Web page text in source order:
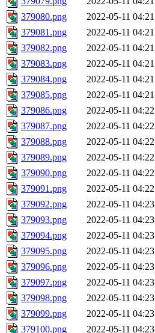
379080.png
2022-05-11 04:21
379081.png
2022-05-11 04:21
379082.png
2022-05-11 04:21
379083.png
2022-05-11 04:21
379084.png
2022-05-11 04:21
379085.png
2022-05-11 04:21
379086.png
2022-05-11 04:22
379087.png
2022-05-11 04:22
379088.png
2022-05-11 04:22
379089.png
2022-05-11 04:22
379090.png
2022-05-11 04:22
379091.png
2022-05-11 04:22
379092.png
2022-05-11 04:23
379093.png
2022-05-11 04:23
379094.png
2022-05-11 04:23
379095.png
2022-05-11 04:23
379096.png
2022-05-11 04:23
379097.png
2022-05-11 04:23
379098.png
2022-05-11 04:23
379099.png
2022-05-11 04:23
379100.png
2022-05-11 04:23